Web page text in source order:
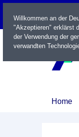
Home
Willkommen an der
"Akzeptieren" erklärst
der Verwendung der
verwandten